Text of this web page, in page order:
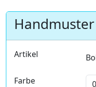
Artikel
Farbe